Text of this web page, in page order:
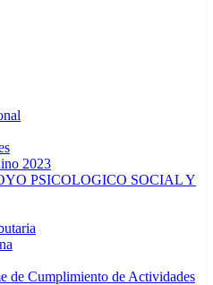
2023
PSICOLOGICO SOCIAL Y
de Cumplimiento de Actividades